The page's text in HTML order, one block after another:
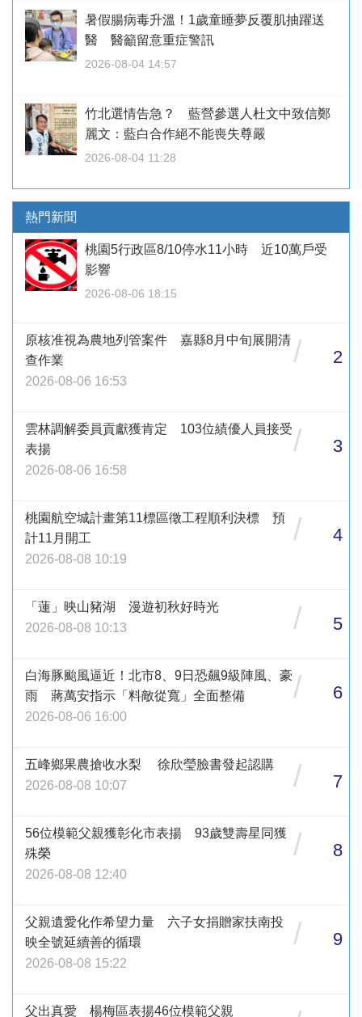
暑假腸病毒升溫！1歲童睡夢反覆肌抽躍送
醫 醫籲留意重症警訊
2026-08-04 14:57
竹北選情告急？ 藍營參選人杜文中致信鄭
麗文：藍白合作絕不能喪失尊嚴
2026-08-04 11:28
熱門新聞
桃園5行政區8/10停水11小時 近10萬戶受
影響
2026-08-06 18:15
原核准視為農地列管案件 嘉縣8月中旬展開清
查作業
2026-08-06 16:53
/ 2
雲林調解委員貢獻獲肯定 103位績優人員接受
表揚
2026-08-06 16:58
/ 3
桃園航空城計畫第11標區徵工程順利決標 預
計11月開工
2026-08-08 10:19
/ 4
「蓮」映山豬湖 漫遊初秋好時光
2026-08-08 10:13
/ 5
白海豚颱風逼近！北市8、9日恐飆9級陣風、豪
雨 蔣萬安指示「料敵從寬」全面整備
2026-08-06 16:00
/ 6
五峰鄉果農搶收水梨 徐欣瑩臉書發起認購
2026-08-08 10:07
/ 7
56位模範父親獲彰化市表揚 93歲雙壽星同獲
殊榮
2026-08-08 12:40
/ 8
父親遺愛化作希望力量 六子女捐贈家扶南投
映全號延續善的循環
2026-08-08 15:22
/ 9
父出真愛 楊梅區表揚46位模範父親